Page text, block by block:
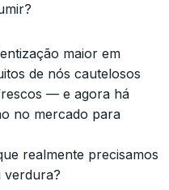
maior em
de nós cautelosos
— e agora há
no mercado para
realmente precisamos
verdura?